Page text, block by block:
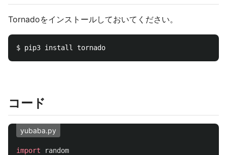
Tornadoをインストールしておいてください。
コード
yubaba.py
import
random